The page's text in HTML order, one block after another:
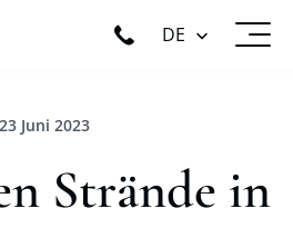
DE
23 Juni 2023
Strände in